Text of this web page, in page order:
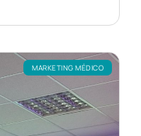
MARKETING MÉDICO